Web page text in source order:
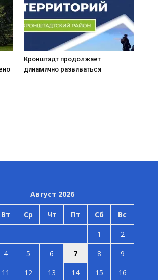
Кронштадт продолжает
динамично развиваться
Август 2026
Вт Ср Чт Пт Сб Вс
1
2
4 5 6 7 8
9
11 12 13 14 15 16